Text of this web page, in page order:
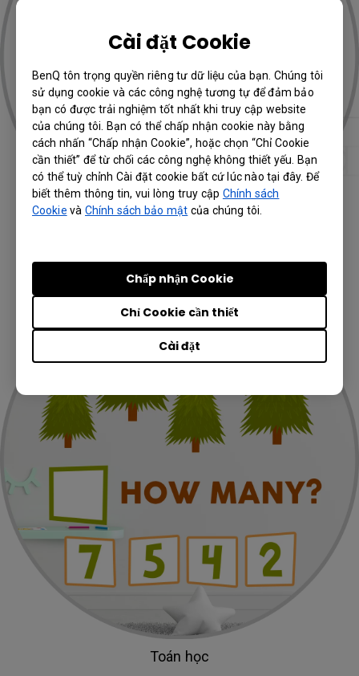
Cài đặt Cookie
BenQ tôn trọng quyền riêng tư dữ liệu của bạn. Chúng tôi
sử dụng cookie và các công nghệ tương tự để đảm bảo
bạn có được trải nghiệm tốt nhất khi truy cập website
của chúng tôi. Bạn có thể chấp nhận cookie này bằng
cách nhấn “Chấp nhận Cookie”, hoặc chọn “Chỉ Cookie
cần thiết” để từ chối các công nghệ không thiết yếu. Bạn
có thể tuỳ chỉnh Cài đặt cookie bất cứ lúc nào tại đây. Để
biết thêm thông tin, vui lòng truy cập Chính sách
Cookie vàChính sách bảo mật của chúng tôi.
Cài đặt
Chỉ Cookie cần thiết
Chấp nhận Cookie
Toán học